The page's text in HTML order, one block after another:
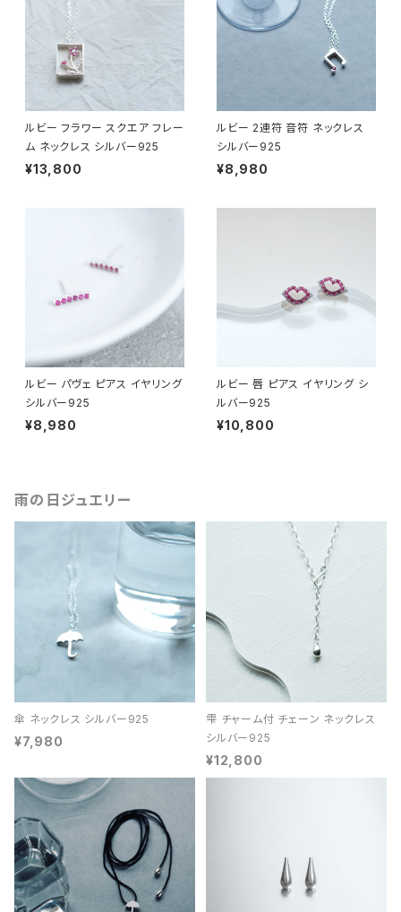
ルビー フラワー スクエア フレー
ム ネックレス シルバー925
¥13,800
ルビー 2連符 音符 ネックレス
シルバー925
¥8,980
ルビー パヴェ ピアス イヤリング
シルバー925
¥8,980
ルビー 唇 ピアス イヤリング シ
ルバー925
¥10,800
雨の日ジュエリー
傘 ネックレス シルバー925
¥7,980
雫 チャーム付 チェーン ネックレス
シルバー925
¥12,800